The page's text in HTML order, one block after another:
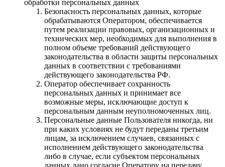
обработки персональных данных
Безопасность персональных данных, которые
обрабатываются Оператором, обеспечивается
путем реализации правовых, организационных и
технических мер, необходимых для выполнения в
полном объеме требований действующего
законодательства в области защиты персональных
данных в соответствии с требованиями
действующего законодательства РФ.
Оператор обеспечивает сохранность
персональных данных и принимает все
возможные меры, исключающие доступ к
персональным данным неуполномоченных лиц.
Персональные данные Пользователя никогда, ни
при каких условиях не будут переданы третьим
лицам, за исключением случаев, связанных с
исполнением действующего законодательства
либо в случае, если субъектом персональных
данных дано согласие Оператору на передачу